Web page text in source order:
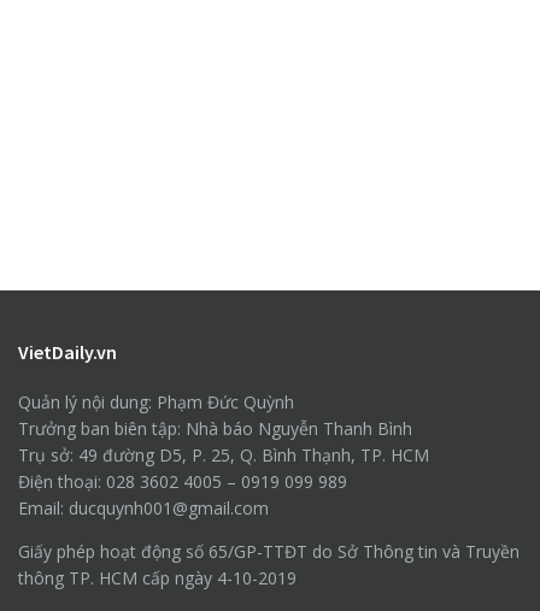
VietDaily.vn
Quản lý nội dung: Phạm Đức Quỳnh
Trưởng ban biên tập: Nhà báo Nguyễn Thanh Bình
Trụ sở: 49 đường D5, P. 25, Q. Bình Thạnh, TP. HCM
Điện thoại: 028 3602 4005 – 0919 099 989
Email: ducquynh001@gmail.com
Giấy phép hoạt động số 65/GP-TTĐT do Sở Thông tin và Truyền
thông TP. HCM cấp ngày 4-10-2019